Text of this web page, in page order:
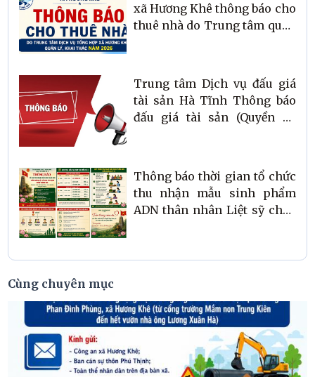
xã Hương Khê thông báo cho
thuê nhà do Trung tâm quản
Trung tâm Dịch vụ đấu giá
tài sản Hà Tĩnh Thông báo
đấu giá tài sản (Quyền sử
Thông báo thời gian tổ chức
thu nhận mẫu sinh phẩm
ADN thân nhân Liệt sỹ chưa
Cùng chuyên mục